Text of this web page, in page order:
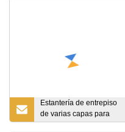
Estantería de entrepiso
de varias capas para
trabajo pesado industrial